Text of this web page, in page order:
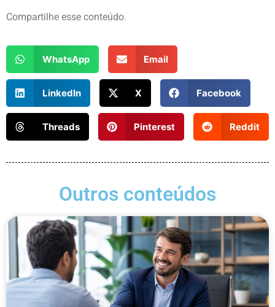
Compartilhe esse conteúdo.
WhatsApp Email
LinkedIn X Facebook
Threads Pinterest Reddit
Outros conteúdos